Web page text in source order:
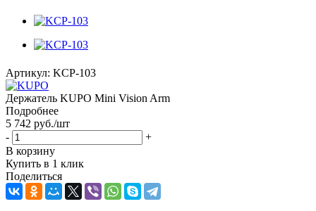
Артикул: KCP-103
Держатель KUPO Mini Vision Arm
Подробнее
5 742 руб./шт
-
+
В корзину
Купить в 1 клик
Поделиться